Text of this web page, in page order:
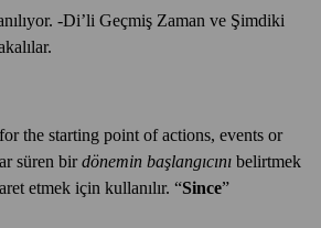
-Di’li Geçmiş Zaman ve Şimdiki
the starting point of actions, events or
süren birdönemin başlangıcını belirtmek
etmek için kullanılır. “Since”